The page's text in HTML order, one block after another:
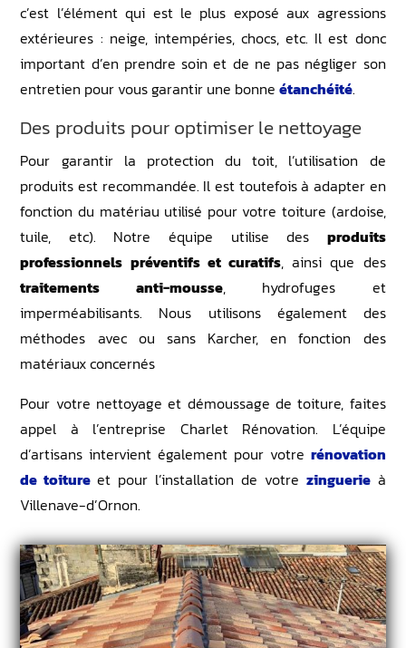
c’est l’élément qui est le plus exposé aux agressions
extérieures : neige, intempéries, chocs, etc. Il est donc
important d’en prendre soin et de ne pas négliger son
entretien pour vous garantir une bonneétanchéité.
Des produits pour optimiser le nettoyage
Pour garantir la protection du toit, l’utilisation de
produits est recommandée. Il est toutefois à adapter en
fonction du matériau utilisé pour votre toiture (ardoise,
tuile, etc). Notre équipe utilise des produits
professionnels préventifs et curatifs, ainsi que des
traitements anti-mousse, hydrofuges et
imperméabilisants. Nous utilisons également des
méthodes avec ou sans Karcher, en fonction des
matériaux concernés
Pour votre nettoyage et démoussage de toiture, faites
appel à l’entreprise Charlet Rénovation. L’équipe
d’artisans intervient également pour votre rénovation
de toitureet pour l’installation de votre zinguerie à
Villenave-d’Ornon.